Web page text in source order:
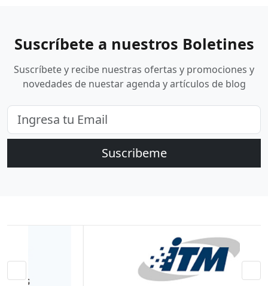
Suscríbete a nuestros Boletines
Suscríbete y recibe nuestras ofertas y promociones y
novedades de nuestar agenda y artículos de blog
Suscribeme